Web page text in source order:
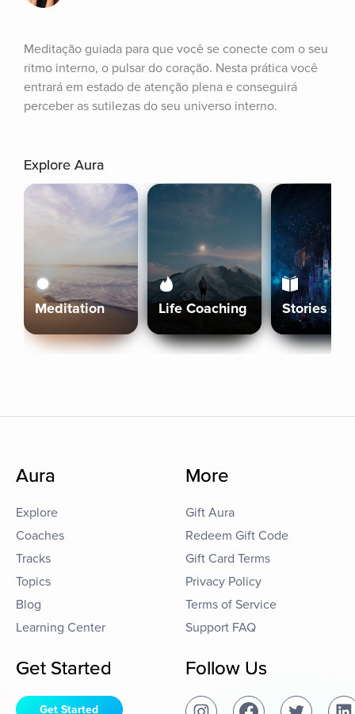
Meditação guiada para que você se conecte com o seu
ritmo interno, o pulsar do coração. Nesta prática você
entrará em estado de atenção plena e conseguirá
perceber as sutilezas do seu universo interno.
Explore Aura
Meditation Life Coaching Stories
Aura
Explore
Coaches
Tracks
Topics
Blog
Learning Center
More
Gift Aura
Redeem Gift Code
Gift Card Terms
Privacy Policy
Terms of Service
Support FAQ
Get Started
Get Started
Follow Us